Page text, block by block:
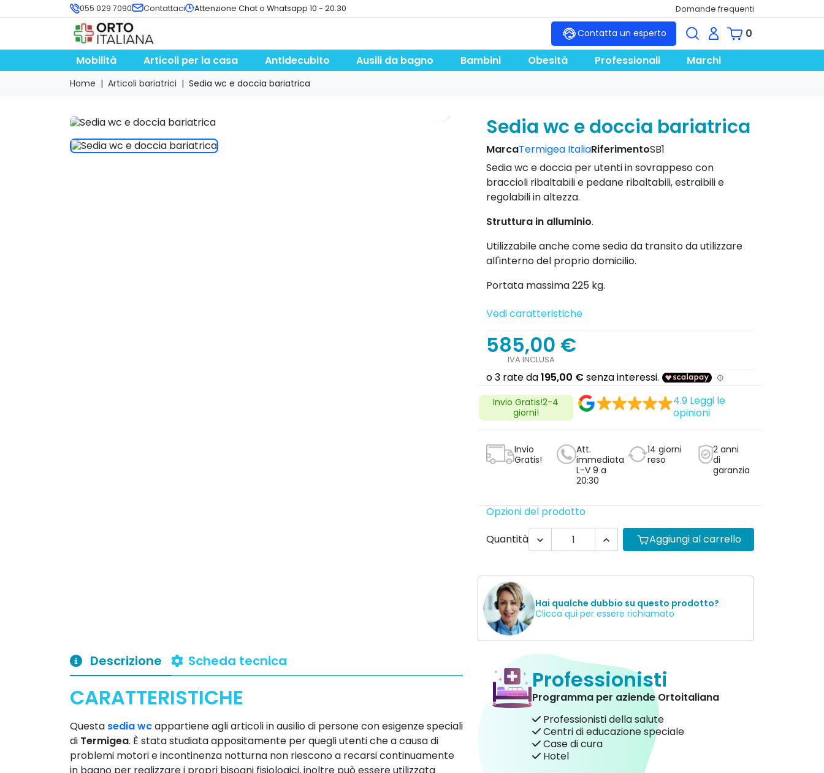
055 029 7090 Contattaci Attenzione Chat o Whatsapp 10 - 20.30 Domande frequenti
Contatta un esperto
0
Mobilità
Articoli per la casa Antidecubito Ausili da bagno Bambini Obesità Professionali Marchi
Home Articoli bariatrici Sedia wc e doccia bariatrica
Sedia wc e doccia bariatrica
MarcaTermigea ItaliaRiferimentoSB1
Sedia wc e doccia per utenti in sovrappeso con
braccioli ribaltabili e pedane ribaltabili, estraibili e
regolabili in altezza.
Struttura in alluminio.
Utilizzabile anche come sedia da transito da utilizzare
all'interno del proprio domicilio.
Portata massima 225 kg.
Vedi caratteristiche
585,00 €
IVA INCLUSA
Invio Gratis!2-4
giorni!
4.9 Leggi le
opinioni
Invio
Gratis!
Att.
immediata
L-V 9 a
20:30
14 giorni
reso
2 anni
di
garanzia
Opzioni del prodotto
Quantità
  Aggiungi al carrello
Hai qualche dubbio su questo prodotto?
Clicca qui per essere richiamato
Professionisti
Programma per aziende Ortoitaliana
Professionisti della salute
Centri di educazione speciale
Case di cura
Hotel
Descrizione Scheda tecnica
CARATTERISTICHE
Questa sedia wcappartiene agli articoli in ausilio di persone con esigenze speciali
di Termigea. È stata studiata appositamente per quegli utenti che a causa di
problemi motori e incontinenza notturna non riescono a recarsi continuamente